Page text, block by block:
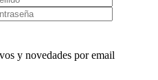
y novedades por email